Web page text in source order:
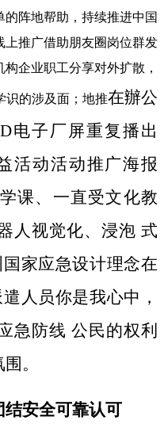
阵地帮助，持续推进中国
推广借助朋友圈岗位群发
企业职工分享对外扩散，
识的涉及面；地推在辦公
电子厂屏重复播出
活动活动推广海报
课、一直受文化教
人视觉化、浸泡 式
家应急设计理念在
人员你是我心中，
急防线 公民的权利
。
安全可靠认可